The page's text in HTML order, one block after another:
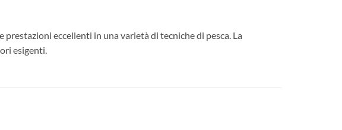
eccellenti in una varietà di tecniche di pesca. La
esigenti.